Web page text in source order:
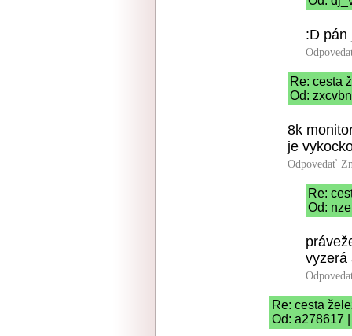
:D pán
Re: cesta
Od:
8k
je
Odpovedať
Re:
Od:
vyzerá
Re: cesta
Od: a278617